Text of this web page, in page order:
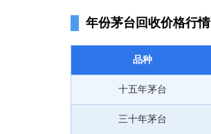
年份茅台回收价格行情
品种
十五年茅台
三十年茅台